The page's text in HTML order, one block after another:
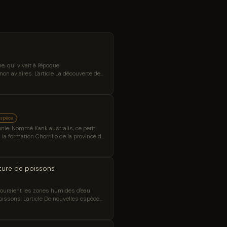
qui vivait à l'époque
aviaires. L'article La découverte de
News.
Nommé Kank australis, ce petit
formation Chorrillo de la province de
de poissons
les zones humides d'eau
L'article De nouvelles espèces
: Breaking Science News.